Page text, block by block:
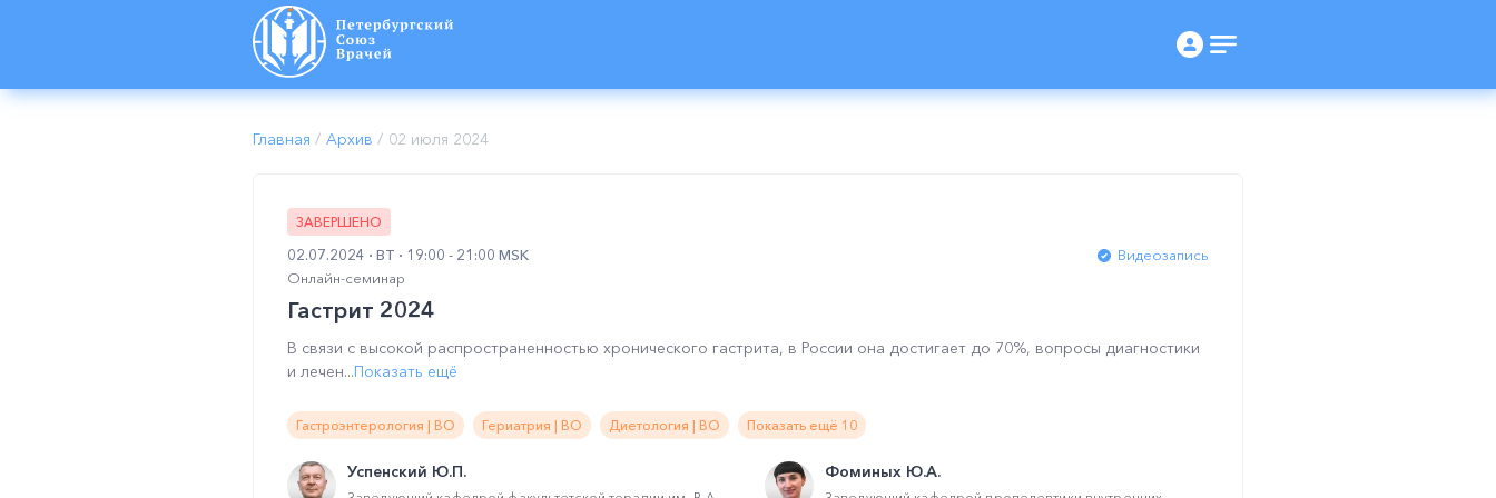
Главная / Архив / 02 июля 2024
ЗАВЕРШЕНО
02.07.2024 ВТ 19:00 - 21:00 MSK
Видеозапись
Онлайн-семинар
Гастрит 2024
В связи с высокой распространенностью хронического гастрита, в России она достигает до 70%, вопросы диагностики
и лечен...Показать ещё
Гастроэнтерология | ВО Гериатрия | ВО Диетология | ВО Показать ещё 10
Успенский Ю.П. Фоминых Ю.А.